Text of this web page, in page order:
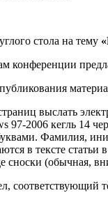
стола на тему
конференции
выслать
97-2006 кегль 14
Фамилия,
в тексте
сноски (обычная,